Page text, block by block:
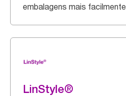
embalagens mais facilmente
LinStyle®